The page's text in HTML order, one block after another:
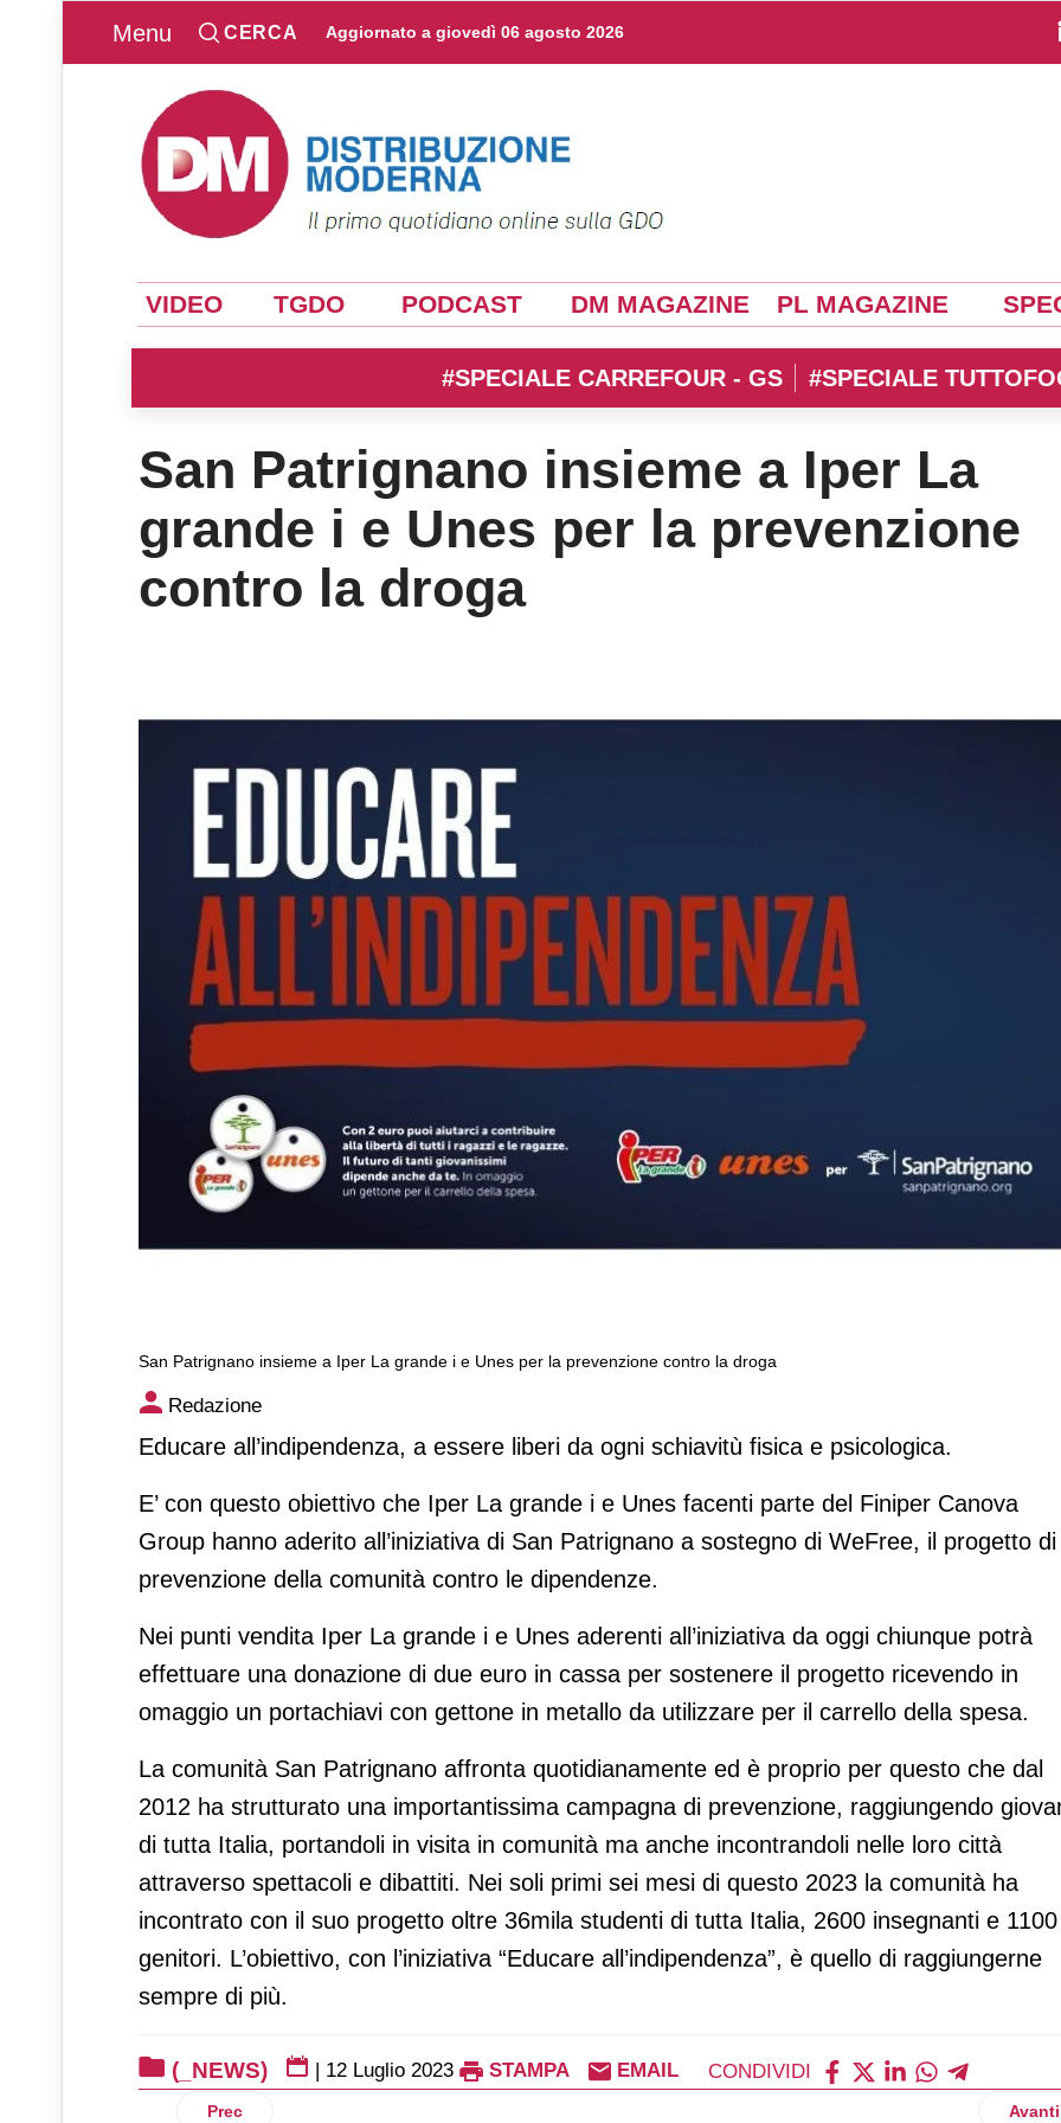
Menu CERCA Aggiornato a giovedì 06 agosto 2026
VIDEO TGDO PODCAST DM MAGAZINE PL MAGAZINE
#SPECIALE CARREFOUR - GS #SPECIALE
San Patrignano insieme a Iper La
grande i e Unes per la prevenzione
contro la droga
San Patrignano insieme a Iper La grande i e Unes per la prevenzione contro la droga
San Patrignano insieme a Iper La grande i e Unes per la
contro la droga
Redazione
Educare all’indipendenza, a essere liberi da ogni schiavitù fisica e psicologica.
E’ con questo obiettivo che Iper La grande i e Unes facenti parte del Finiper Canova
Group hanno aderito all’iniziativa di San Patrignano a sostegno di WeFree, il progetto di
prevenzione della comunità contro le dipendenze.
Nei punti vendita Iper La grande i e Unes aderenti all’iniziativa da oggi chiunque potrà
effettuare una donazione di due euro in cassa per sostenere il progetto ricevendo in
omaggio un portachiavi con gettone in metallo da utilizzare per il carrello della spesa.
La comunità San Patrignano affronta quotidianamente ed è proprio per questo che dal
2012 ha strutturato una importantissima campagna di prevenzione, raggiungendo
di tutta Italia, portandoli in visita in comunità ma anche incontrandoli nelle loro città
attraverso spettacoli e dibattiti. Nei soli primi sei mesi di questo 2023 la comunità ha
incontrato con il suo progetto oltre 36mila studenti di tutta Italia, 2600 insegnanti e 1100
genitori. L’obiettivo, con l’iniziativa “Educare all’indipendenza”, è quello di raggiungerne
sempre di più.
(_NEWS) | 12 Luglio 2023 STAMPA EMAIL CONDIVIDI
Articolo precedente: Magazzini Gabrielli, poker a Roma
Prec Avanti